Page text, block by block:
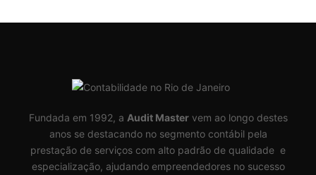
Fundada em 1992, a Audit Mastervem ao longo destes
anos se destacando no segmento contábil pela
prestação de serviços com alto padrão de qualidade e
especialização, ajudando empreendedores no sucesso